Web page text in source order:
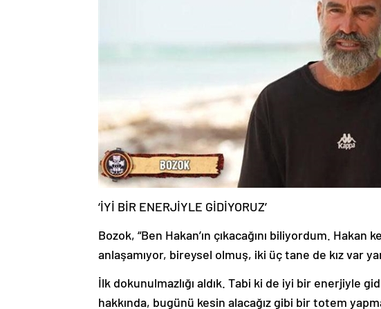
‘İYİ BİR ENERJİYLE GİDİYORUZ’
Bozok, “Ben Hakan’ın çıkacağını biliyordum.
anlaşamıyor, bireysel olmuş, iki üç tane de kız var
İlk dokunulmazlığı aldık. Tabi ki de iyi bir enerjiyle
hakkında, bugünü kesin alacağız gibi bir totem